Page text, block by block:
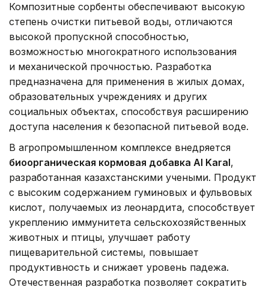
Композитные сорбенты обеспечивают высокую
степень очистки питьевой воды, отличаются
высокой пропускной способностью,
возможностью многократного использования
и механической прочностью. Разработка
предназначена для применения в жилых домах,
образовательных учреждениях и других
социальных объектах, способствуя расширению
доступа населения к безопасной питьевой воде.
В агропромышленном комплексе внедряется
биоорганическая кормовая добавка Al Karal,
разработанная казахстанскими учеными. Продукт
с высоким содержанием гуминовых и фульвовых
кислот, получаемых из леонардита, способствует
укреплению иммунитета сельскохозяйственных
животных и птицы, улучшает работу
пищеварительной системы, повышает
продуктивность и снижает уровень падежа.
Отечественная разработка позволяет сократить